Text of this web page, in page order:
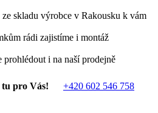
skladu výrobce v Rakousku k vám
rádi zajistíme i montáž
prohlédout i na naší prodejně
tu pro Vás!
+420 602 546 758